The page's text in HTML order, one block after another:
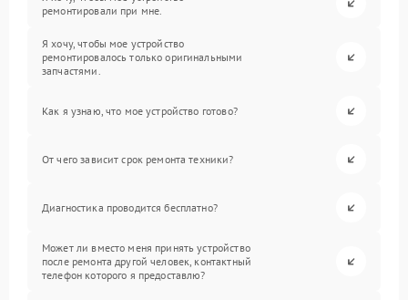
ремонтировали при мне.
Я хочу, чтобы мое устройство
ремонтировалось только оригинальными
запчастями.
Как я узнаю, что мое устройство готово?
От чего зависит срок ремонта техники?
Диагностика проводится бесплатно?
Может ли вместо меня принять устройство
после ремонта другой человек, контактный
телефон которого я предоставлю?